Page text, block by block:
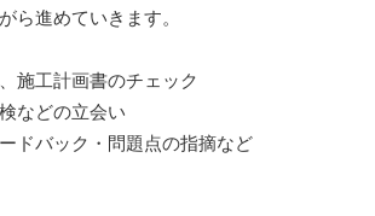
ら進めていきます。
施工計画書のチェック
などの立会い
ドバック・問題点の指摘など